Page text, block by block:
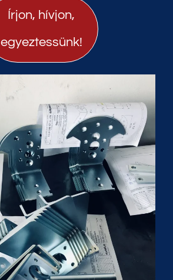
Írjon, hívjon,
egyeztessünk!